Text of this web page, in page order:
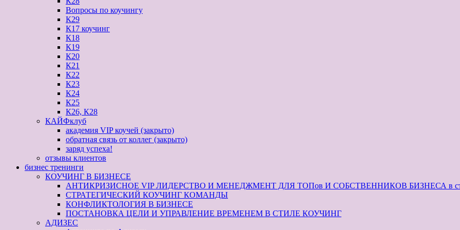
Вопросы по коучингу
К29
К17 коучинг
К18
К19
К20
К21
К22
К23
К24
К25
К26, К28
КАЙФклуб
академия VIP коучей (закрыто)
обратная связь от коллег (закрыто)
заряд успеха!
отзывы клиентов
бизнес тренинги
КОУЧИНГ В БИЗНЕСЕ
АНТИКРИЗИСНОЕ VIP ЛИДЕРСТВО И МЕНЕДЖМЕНТ ДЛЯ ТОПов И СОБСТВЕННИКОВ БИЗНЕСА в
СТРАТЕГИЧЕСКИЙ КОУЧИНГ КОМАНДЫ
КОНФЛИКТОЛОГИЯ В БИЗНЕСЕ
ПОСТАНОВКА ЦЕЛИ И УПРАВЛЕНИЕ ВРЕМЕНЕМ В СТИЛЕ КОУЧИНГ
АДИЗЕС